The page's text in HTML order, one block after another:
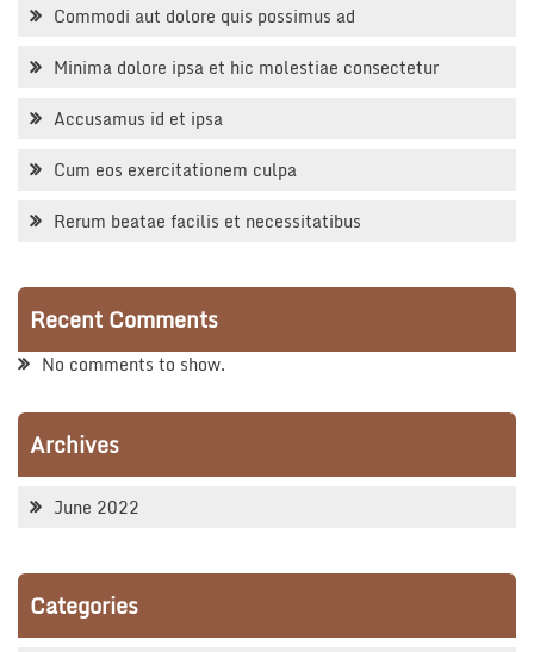
Commodi aut dolore quis possimus ad
Minima dolore ipsa et hic molestiae consectetur
Accusamus id et ipsa
Cum eos exercitationem culpa
Rerum beatae facilis et necessitatibus
Recent Comments
No comments to show.
Archives
June 2022
Categories